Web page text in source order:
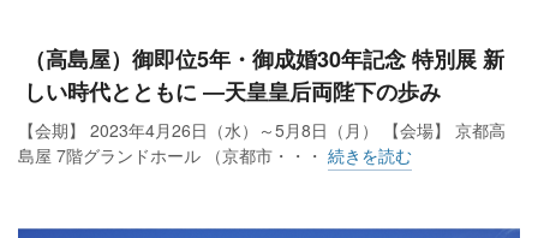
（高島屋）御即位5年・御成婚30年記念 特別展 新
しい時代とともに ―天皇皇后両陛下の歩み
【会期】 2023年4月26日（水）～5月8日（月） 【会場】 京都高
島屋 7階グランドホール （京都市・・・ 続きを読む